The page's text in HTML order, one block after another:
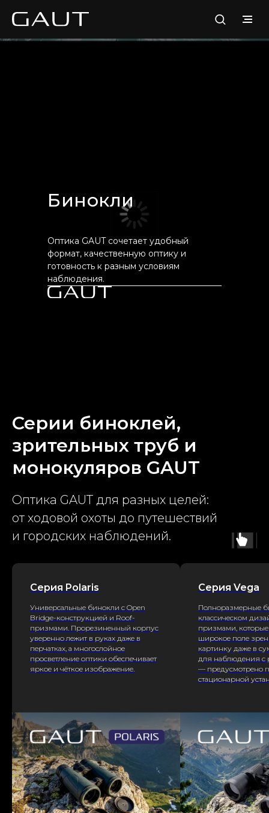
Бинокли
Оптика GAUT сочетает удобный
формат, качественную оптику и
готовность к разным условиям
наблюдения.
Серии биноклей,
зрительных труб и
монокуляров GAUT
Оптика GAUT для разных целей:
от ходовой охоты до путешествий
и городских наблюдений.
Серия Polaris
Универсальные бинокли с Open
Bridge-конструкцией и Roof-
призмами. Прорезиненный корпус
уверенно лежит в руках даже в
перчатках, а многослойное
просветление оптики обеспечивает
яркое и чёткое изображение.
Серия Vega
Полноразмерные
классическом
призмами,
широкое поле
картинку даже в
для наблюдения с
— предусмотрено
стационарной